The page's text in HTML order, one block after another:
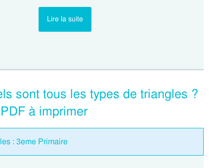
Lire la suite
sont tous les types de triangles ?
à imprimer
: 3eme Primaire